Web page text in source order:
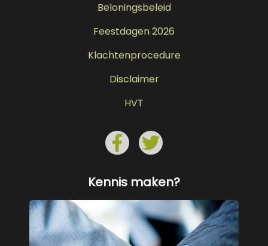
Beloningsbeleid
Feestdagen 2026
Klachtenprocedure
Disclaimer
HVT
Kennis maken?